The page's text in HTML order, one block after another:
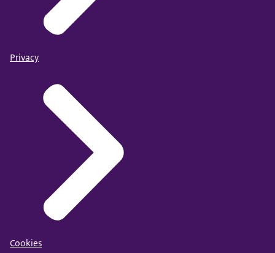
Privacy
Cookies